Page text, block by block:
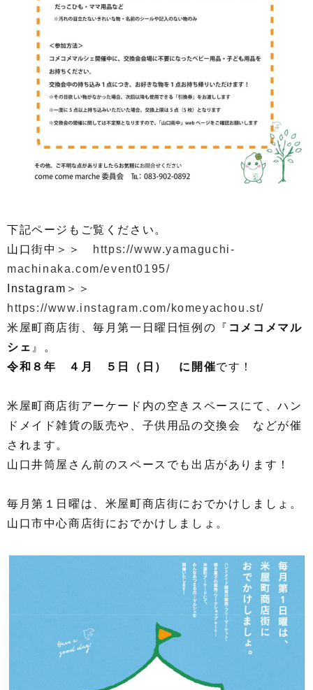
下記ページもご覧ください。
山口街中＞＞
https://www.yamaguchi-
machinaka.com/event0195/
Instagram＞＞
https://www.instagram.com/komeyachou.st/
米屋町商店街、毎月第一日曜日恒例の『 コメコメマル
シェ 』。
令和８ 年 ４月 ５日（日） に開催です！
米屋町商店街アーケード内の空きスペースにて、ハン
ドメイド雑貨の販売や、子供用品の交換会 などが催
されます。
山口井筒屋さん前のスペースでも出店があります！
毎月第１日曜は、米屋町商店街におでかけしましょ。
山口市中心商店街におでかけしましょ。